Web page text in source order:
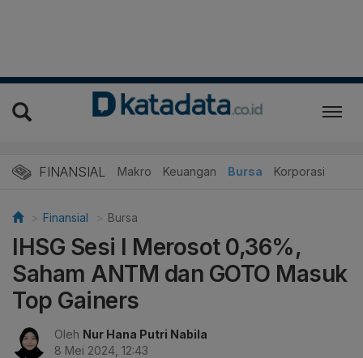
FINANSIAL Makro Keuangan Bursa Korporasi
Finansial Bursa
IHSG Sesi I Merosot 0,36%,
Saham ANTM dan GOTO Masuk
Top Gainers
Oleh Nur Hana Putri Nabila
8 Mei 2024, 12:43